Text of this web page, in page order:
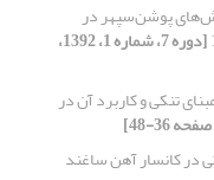
پوشن‌سپهر در
[دوره 7، شماره 1، 1392،
تنکی و کاربرد آن در
در کانسار آهن ساغند